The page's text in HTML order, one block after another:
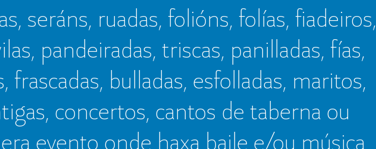
seráns, ruadas, folións, folías, fiadeiros,
pandeiradas, triscas, panilladas, fías,
frascadas, bulladas, esfolladas, maritos,
concertos, cantos de taberna ou
evento onde haxa baile e/ou música